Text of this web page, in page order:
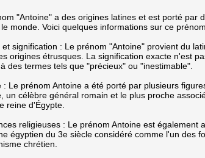
"Antoine" a des origines latines et est porté par
monde. Voici quelques informations sur ce
et signification : Le prénom "Antoine" provient du
origines étrusques. La signification exacte n'est
des termes tels que "précieux" ou "inestimable".
: Le prénom Antoine a été porté par plusieurs
un célèbre général romain et le plus proche
reine d'Égypte.
religieuses : Le prénom Antoine est également
égyptien du 3e siècle considéré comme l'un des
chrétien.